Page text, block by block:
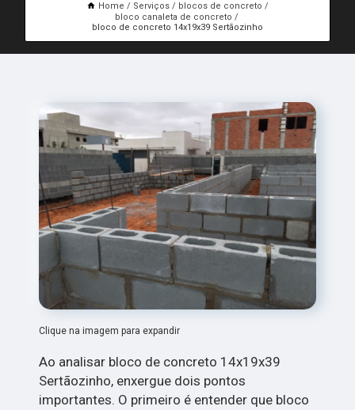
Home Serviços
blocos de concreto
bloco canaleta de concreto
bloco de concreto 14x19x39 Sertãozinho
Clique na imagem para expandir
Ao analisar bloco de concreto 14x19x39
Sertãozinho, enxergue dois pontos
importantes. O primeiro é entender que bloco